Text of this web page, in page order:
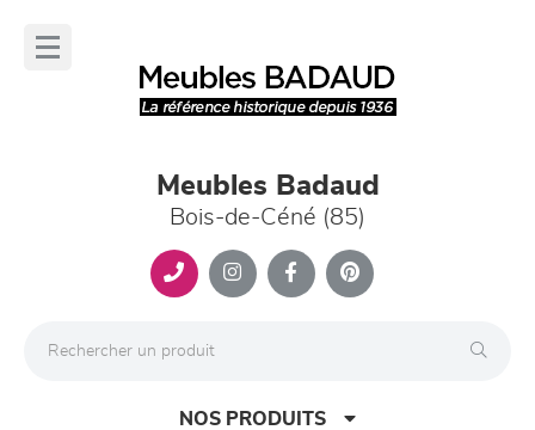
Meubles Badaud
Bois-de-Céné (85)
NOS PRODUITS